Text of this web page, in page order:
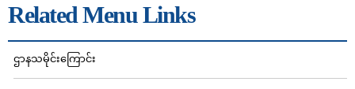
Related Menu Links
ဌာနသမိုင်းကြောင်း